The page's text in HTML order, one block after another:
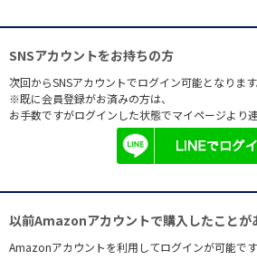
SNSアカウントをお持ちの方
次回からSNSアカウントでログイン可能となります
※既に会員登録がお済みの方は、
お手数ですがログインした状態でマイページより
以前Amazonアカウントで購入したことが
Amazonアカウントを利用してログインが可能です